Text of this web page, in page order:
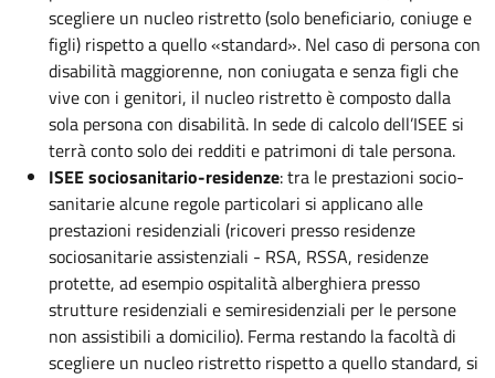
scegliere un nucleo ristretto (solo beneficiario, coniuge e
figli) rispetto a quello «standard». Nel caso di persona con
disabilità maggiorenne, non coniugata e senza figli che
vive con i genitori, il nucleo ristretto è composto dalla
sola persona con disabilità. In sede di calcolo dell’ISEE si
terrà conto solo dei redditi e patrimoni di tale persona.
ISEE sociosanitario-residenze: tra le prestazioni socio-
sanitarie alcune regole particolari si applicano alle
prestazioni residenziali (ricoveri presso residenze
sociosanitarie assistenziali - RSA, RSSA, residenze
protette, ad esempio ospitalità alberghiera presso
strutture residenziali e semiresidenziali per le persone
non assistibili a domicilio). Ferma restando la facoltà di
scegliere un nucleo ristretto rispetto a quello standard, si